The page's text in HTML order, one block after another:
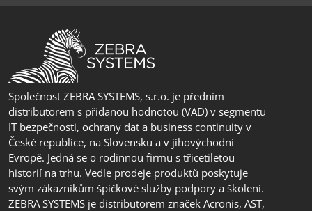
Společnost ZEBRA SYSTEMS, s.r.o. je předním
distributorem s přidanou hodnotou (VAD) v segmentu
IT bezpečnosti, ochrany dat a business continuity v
České republice, na Slovensku a v jihovýchodní
Evropě. Jedná se o rodinnou firmu s třicetiletou
historií na trhu. Vedle prodeje produktů poskytuje
svým zákazníkům špičkové služby podpory a školení.
ZEBRA SYSTEMS je distributorem značek Acronis, AST,